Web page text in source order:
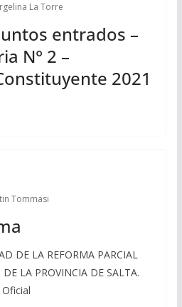
La Torre
entrados –
N° 2 –
2021
Tommasi
DE LA REFORMA PARCIAL
LA PROVINCIA DE SALTA.